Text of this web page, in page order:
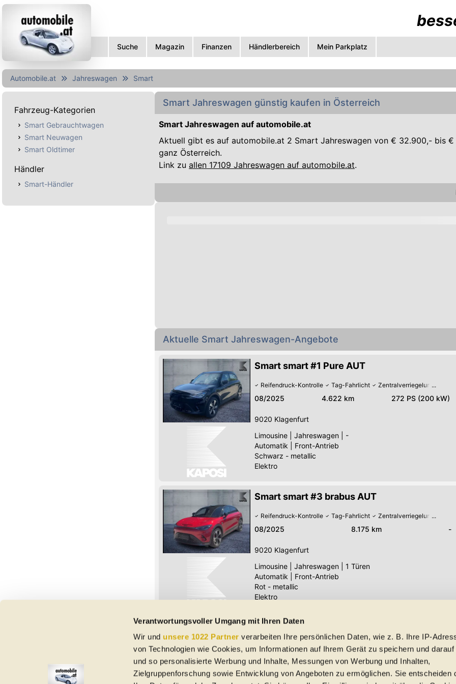
Verantwortungsvoller Umgang mit Ihren Daten
Wir und unsere 1022 Partner verarbeiten Ihre persönlichen Daten, wie z. B. Ihre IP-
von Technologien wie Cookies, um Informationen auf Ihrem Gerät zu speichern und
und so personalisierte Werbung und Inhalte, Messungen von Werbung und Inhalten,
Zielgruppenforschung sowie Entwicklung von Angeboten zu ermöglichen. Sie entscheiden
Suche Magazin Finanzen Händlerbereich Mein Parkplatz
Automobile.at Jahreswagen Smart
Smart Jahreswagen günstig kaufen in Österreich
Smart Jahreswagen auf automobile.at
Aktuell gibt es auf automobile.at 2 Smart Jahreswagen von € 32.900,- bis €
ganz Österreich.
Link zu allen 17109 Jahreswagen auf automobile.at.
Aktuelle Smart Jahreswagen-Angebote
Smart smart #1 Pure AUT
Reifendruck-Kontrolle Tag-Fahrlicht Zentralverriegelung
08/2025 4.622 km 272 PS (200 kW)
9020 Klagenfurt
Limousine
Jahreswagen
-
Automatik
Front-Antrieb
Schwarz - metallic
Elektro
Smart smart #3 brabus AUT
Reifendruck-Kontrolle Tag-Fahrlicht Zentralverriegelung
08/2025 8.175 km -
9020 Klagenfurt
Limousine
Jahreswagen
1 Türen
Automatik
Front-Antrieb
Rot - metallic
Elektro
Alle Smart Jahreswagen-Angebote
Vorbehaltlich Irrtümer, Schreibfehler und Zwischenverkauf. Hinweis: Technische Daten,
etc. beziehen sich auf EU-Normen sowie auf Neuwagen. automobile.at übernimmt entsprechend
Nutzungsbedingungen keine Gewähr für die Richtigkeit der Angaben.
Fahrzeug-Kategorien
Smart Gebrauchtwagen
Smart Neuwagen
Smart Oldtimer
Händler
Smart-Händler